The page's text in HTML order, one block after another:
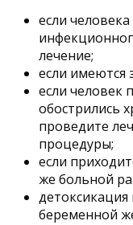
если
лечение;
если имеются
если человек
обострились
проведите
процедуры;
если
же больной
беременной